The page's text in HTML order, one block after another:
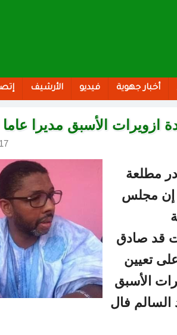
أخبار جهوية فيديو الأرشيف
ازويرات الأسبق مديرا
17. ديسمبر 2021 - 14:19
مطلعة
إن مجلس
قد صادق
تعيين
الأسبق
السالم فال